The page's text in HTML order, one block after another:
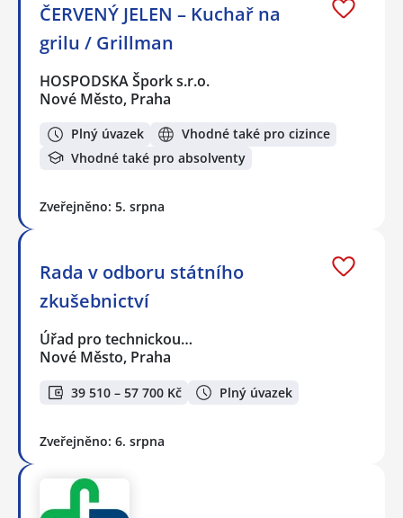
ČERVENÝ JELEN – Kuchař na
grilu / Grillman
HOSPODSKA Špork s.r.o.
Nové Město, Praha
Plný úvazek
Vhodné také pro cizince
Vhodné také pro absolventy
Zveřejněno: 5. srpna
Rada v odboru státního
zkušebnictví
Úřad pro technickou…
Nové Město, Praha
39 510 – 57 700 Kč Plný úvazek
Zveřejněno: 6. srpna